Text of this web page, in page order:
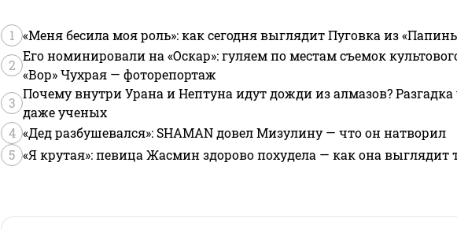
1 «Меня бесила моя роль»: как сегодня выглядит Пуговка из
2
Его номинировали на «Оскар»: гуляем по местам съемок
«Вор» Чухрая — фоторепортаж
3
Почему внутри Урана и Нептуна идут дожди из алмазов?
даже ученых
4 «Дед разбушевался»: SHAMAN довел Мизулину — что он натворил
5 «Я крутая»: певица Жасмин здорово похудела — как она выглядит